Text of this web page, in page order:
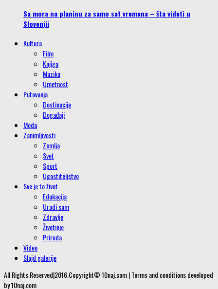
Sa mora na planinu za samo sat vremena – šta videti u
Sloveniji
Kultura
Film
Knjiga
Muzika
Umetnost
Putovanja
Destinacije
Događaji
Moda
Zanimljivosti
Zemlja
Svet
Sport
Ugostiteljstvo
Sve je to život
Edukacija
Uradi sam
Zdravlje
Životinje
Priroda
Video
Slajd galerije
All Rights Reserved|2016.Copyright© 10naj.com | Terms and conditions developed
by 10naj.com